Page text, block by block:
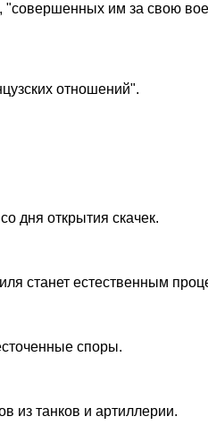
"совершенных им за свою
отношений".
дня открытия скачек.
станет естественным
споры.
из танков и артиллерии.